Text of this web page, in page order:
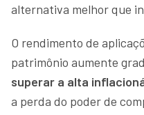
alternativa melhor que
O rendimento de
patrimônio aumente
superar a alta
a perda do poder de